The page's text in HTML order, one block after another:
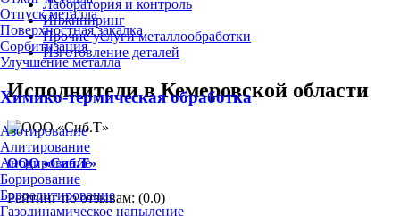
Отпуск металла
Поверхностная закалка
Сорбитизация
Улучшение металла
Химико-термическая обработка
Азотирование
Алитирование
Анодирование
Борирование
Бороалитирование
Газодинамическое напыление
Лаборатория и контроль
Инжиниринг
Прочие услуги металлообработки
Изготовление деталей
Исполнители в Кемеровской области
ООО «Сиб.Т»
Рейтинг по отзывам: (0.0)